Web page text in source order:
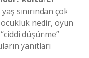
sınırından çok
nedir, oyun
düşünme”
yanıtları